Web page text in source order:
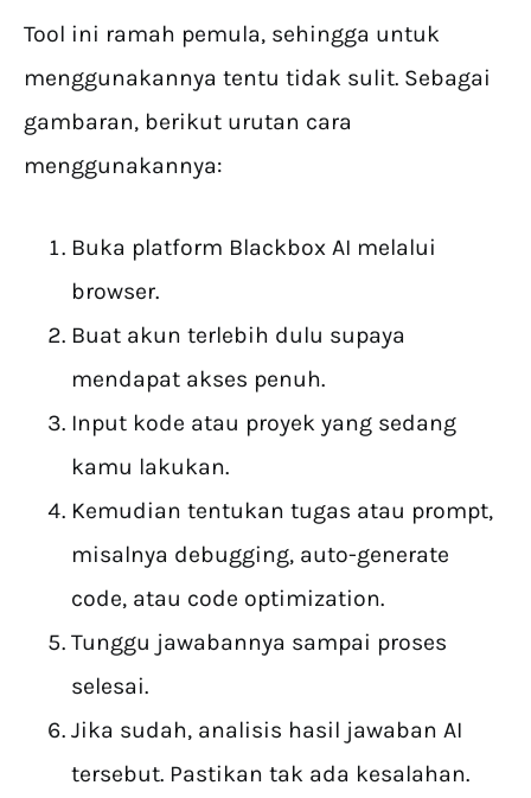
Tool ini ramah pemula, sehingga untuk
menggunakannya tentu tidak sulit. Sebagai
gambaran, berikut urutan cara
menggunakannya:
Buka platform Blackbox AI melalui
browser.
Buat akun terlebih dulu supaya
mendapat akses penuh.
Input kode atau proyek yang sedang
kamu lakukan.
Kemudian tentukan tugas atau prompt,
misalnya debugging, auto-generate
code, atau code optimization.
Tunggu jawabannya sampai proses
selesai.
Jika sudah, analisis hasil jawaban AI
tersebut. Pastikan tak ada kesalahan.